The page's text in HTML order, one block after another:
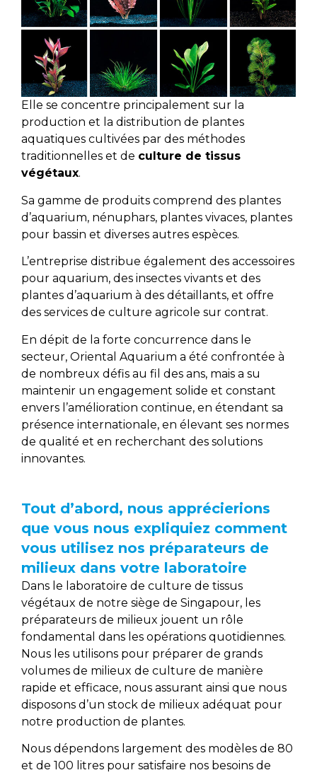
Elle se concentre principalement sur la
production et la distribution de plantes
aquatiques cultivées par des méthodes
traditionnelles et de culture de tissus
végétaux.
Sa gamme de produits comprend des plantes
d’aquarium, nénuphars, plantes vivaces, plantes
pour bassin et diverses autres espèces.
L’entreprise distribue également des accessoires
pour aquarium, des insectes vivants et des
plantes d’aquarium à des détaillants, et offre
des services de culture agricole sur contrat.
En dépit de la forte concurrence dans le
secteur, Oriental Aquarium a été confrontée à
de nombreux défis au fil des ans, mais a su
maintenir un engagement solide et constant
envers l’amélioration continue, en étendant sa
présence internationale, en élevant ses normes
de qualité et en recherchant des solutions
innovantes.
Tout d’abord, nous apprécierions
que vous nous expliquiez comment
vous utilisez nos préparateurs de
milieux dans votre laboratoire
Dans le laboratoire de culture de tissus
végétaux de notre siège de Singapour, les
préparateurs de milieux jouent un rôle
fondamental dans les opérations quotidiennes.
Nous les utilisons pour préparer de grands
volumes de milieux de culture de manière
rapide et efficace, nous assurant ainsi que nous
disposons d’un stock de milieux adéquat pour
notre production de plantes.
Nous dépendons largement des modèles de 80
et de 100 litres pour satisfaire nos besoins de